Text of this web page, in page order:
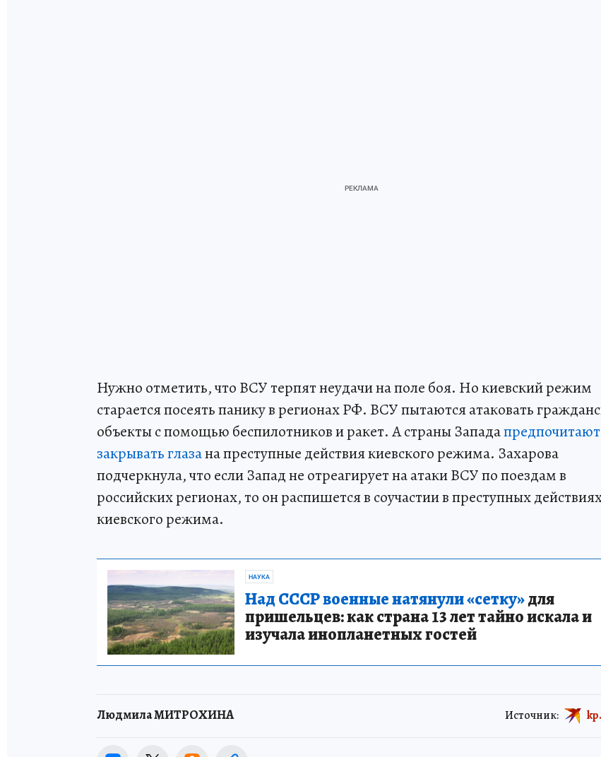
Нужно отметить, что ВСУ терпят неудачи на поле боя. Но киевский режим
старается посеять панику в регионах РФ. ВСУ пытаются атаковать
объекты с помощью беспилотников и ракет. А страны Западапредпочитают
закрывать глазана преступные действия киевского режима. Захарова
подчеркнула, что если Запад не отреагирует на атаки ВСУ по поездам в
российских регионах, то он распишется в соучастии в преступных
киевского режима.
НАУКА
Над СССР военные натянули «сетку»для
пришельцев: как страна 13 лет тайно искала и
изучала инопланетных гостей
Людмила МИТРОХИНА Источник: